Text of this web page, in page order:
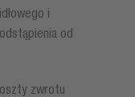
i
od
zwrotu